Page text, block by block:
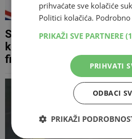
Sveučilište u Mostaru
konferencije o budućnosti
financijske perspektive
prihvaćate sve kolačiće
Politici kolačića. Podrobno
PRIKAŽI SVE PARTNERE
PRIHVATI
ODBACI
PRIKAŽI